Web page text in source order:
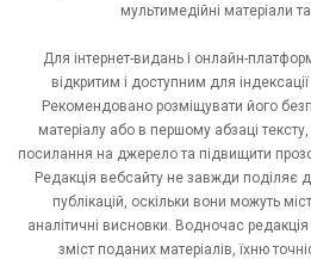
мультимедійні матеріали та
Для інтернет-видань і онлайн-
відкритим і доступним для
Рекомендовано розміщувати його
матеріалу або в першому абзаці
посилання на джерело та підвищити
Редакція вебсайту не завжди поділяє
публікацій, оскільки вони можуть
аналітичні висновки. Водночас
зміст поданих матеріалів, їхню